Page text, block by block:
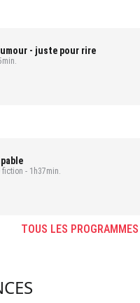
- juste pour rire
- 1h37min.
TOUS LES